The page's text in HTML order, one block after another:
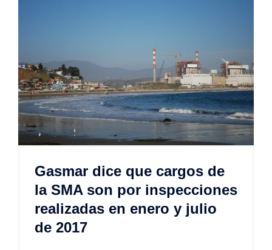
Gasmar dice que cargos de
la SMA son por inspecciones
realizadas en enero y julio
de 2017